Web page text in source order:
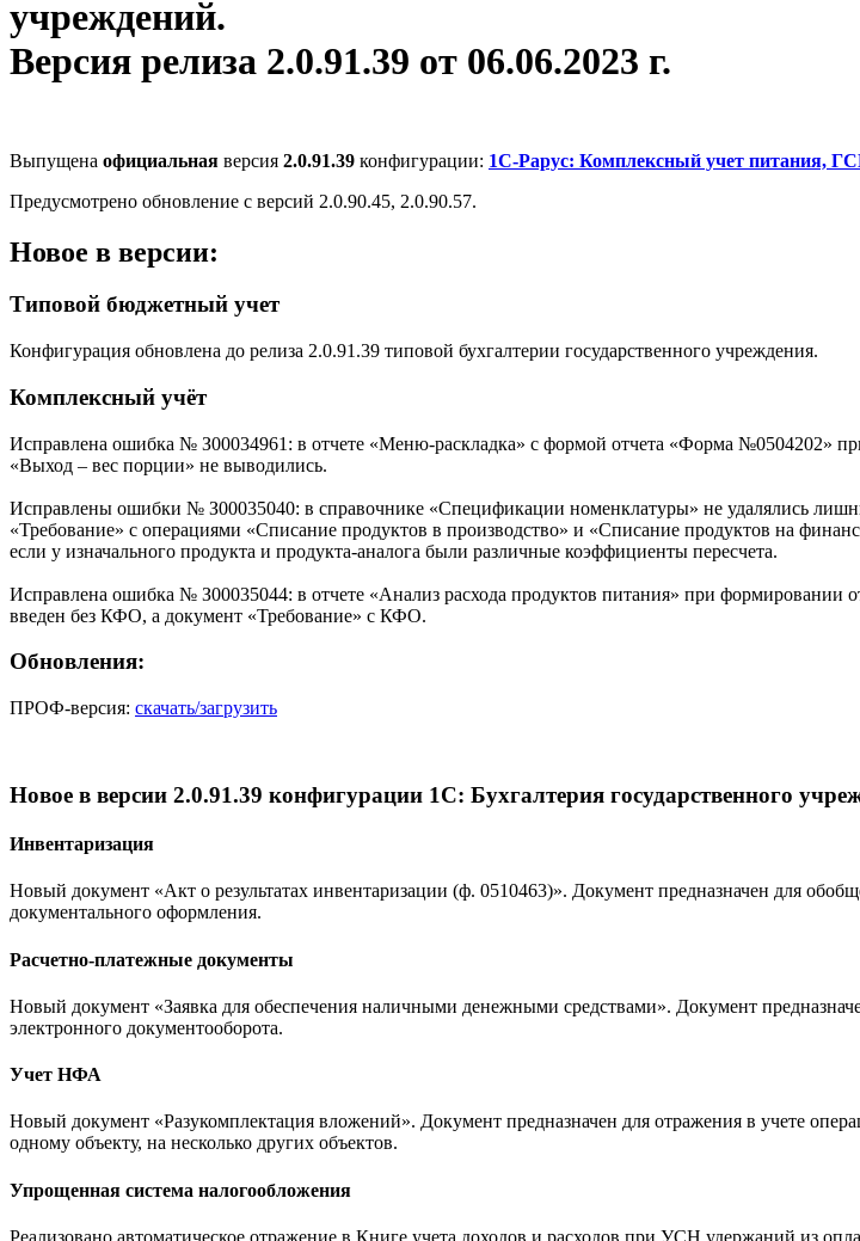
учреждений.
Версия релиза 2.0.91.39 от 06.06.2023 г.
Выпущена официальная версия 2.0.91.39 конфигурации: 1С-Рарус: Комплексный учет питания,
Предусмотрено обновление с версий 2.0.90.45, 2.0.90.57.
Новое в версии:
Типовой бюджетный учет
Конфигурация обновлена до релиза 2.0.91.39 типовой бухгалтерии государственного учреждения.
Комплексный учёт
Исправлена ошибка № З00034961: в отчете «Меню-раскладка» с формой отчета «Форма №0504202»
«Выход – вес порции» не выводились.
Исправлены ошибки № З00035040: в справочнике «Спецификации номенклатуры» не удалялись
«Требование» с операциями «Списание продуктов в производство» и «Списание продуктов на
если у изначального продукта и продукта-аналога были различные коэффициенты пересчета.
Исправлена ошибка № З00035044: в отчете «Анализ расхода продуктов питания» при формировании
введен без КФО, а документ «Требование» с КФО.
Обновления:
ПРОФ-версия: скачать/загрузить
Новое в версии 2.0.91.39 конфигурации 1С: Бухгалтерия государственного
Инвентаризация
Новый документ «Акт о результатах инвентаризации (ф. 0510463)». Документ предназначен для
документального оформления.
Расчетно-платежные документы
Новый документ «Заявка для обеспечения наличными денежными средствами». Документ
электронного документооборота.
Учет НФА
Новый документ «Разукомплектация вложений». Документ предназначен для отражения в учете
одному объекту, на несколько других объектов.
Упрощенная система налогообложения
Реализовано автоматическое отражение в Книге учета доходов и расходов при УСН удержаний из